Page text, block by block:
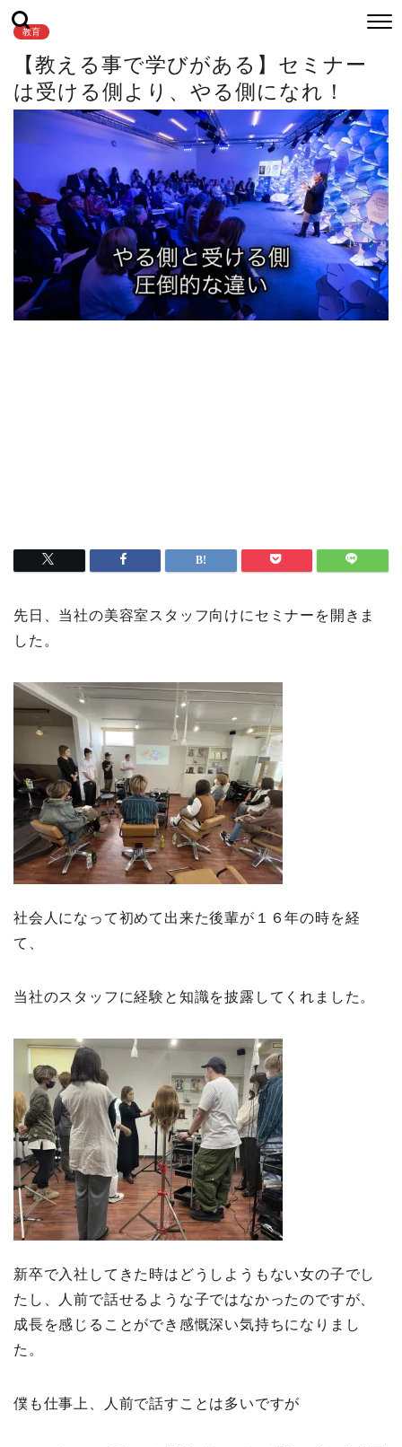
教育
【教える事で学びがある】セミナー
は受ける側より、やる側になれ！
先日、当社の美容室スタッフ向けにセミナーを開きま
した。
社会人になって初めて出来た後輩が１６年の時を経
て、
当社のスタッフに経験と知識を披露してくれました。
新卒で入社してきた時はどうしようもない女の子でし
たし、人前で話せるような子ではなかったのですが、
成長を感じることができ感慨深い気持ちになりまし
た。
僕も仕事上、人前で話すことは多いですが